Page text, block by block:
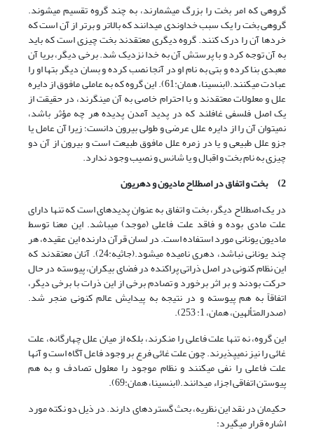
گروهی که امر بخت را بزرگ می‏شمارند، به چند گروه تقسیم می‏شوند.
گروهی بخت را یک سبب خداوندی می‏دانند که بالاتر و برتر از آن است که
خردها آن را درک کنند. گروه دیگری معتقدند بخت چیزی است که باید
به آن توجه کرد و با پرستش آن به خدا نزدیک شد. برخی دیگر، بریا آن
معبدی بنا کرده و بتی به نام او در آنجا نصب کرده و بسان دیگر بت‏ها او را
عبادت می‏کنند.(ابن‏سینا، همان:61). این گروه که به عاملی مافوق از دایره
علل و معلولات معتقدند و با احترام خاصی به آن می‏نگرند، در حقیقت از
یک اصل فلسفی غافلند که در پدید آمدن پدیده هر چه مؤثر باشد،
نمی‏توان آن را از دایره علل عرضی و طولی بیرون دانست؛ زیرا آن عامل یا
جزو علل طبیعی و یا در زمره علل مافوق طبیعت است و بیرون از آن دو
چیزی به نام بخت و اقبال و یا شانس و نصیب وجود ندارد.
2)
بخت و اتفاق در اصطلاح مادیون و دهریون
در یک اصطلاح دیگر، بخت و اتفاق به عنوان پدیده‏ای است که تنها دارای
علت مادی بوده و فاقد علت فاعلی (موجد) می‏باشد. این معنا توسط
مادیون یونانی مورد استفاده است. در لسان قرآن دارنده این عقیده، هر
چند یونانی نباشد، دهری نامیده می‏شود.(جاثیه:24). آنان معتقدند که
این نظام کنونی در اصل ذراتی پراکنده در فضای بیکران، پیوسته در حال
حرکت بودند و بر اثر برخورد و تصادم برخی از این ذرات با برخی دیگر،
اتفاقاً به هم پیوسته و در نتیجه به پیدایش عالم کنونی منجر شد.
(صدرالمتألهین، همان، 1: 253).
این گروه، نه تنها علت فاعلی را منکرند، بلکه از میان علل چهارگانه، علت
غائی را نیز نمی‏پذیرند. چون علت غائی فرع بر وجود فاعل آگاه است و آنها
علت فاعلی را نفی می‏کنند و نظام موجود را معلول تصادف و به هم
پیوستن اتفاقی اجزاء می‏دانند.(ابن‏سینا، همان:69).
حکیمان در نقد این نظریه، بحث گسترده‏ای دارند. در ذیل دو نکته مورد
اشاره قرار می‏گیرد: